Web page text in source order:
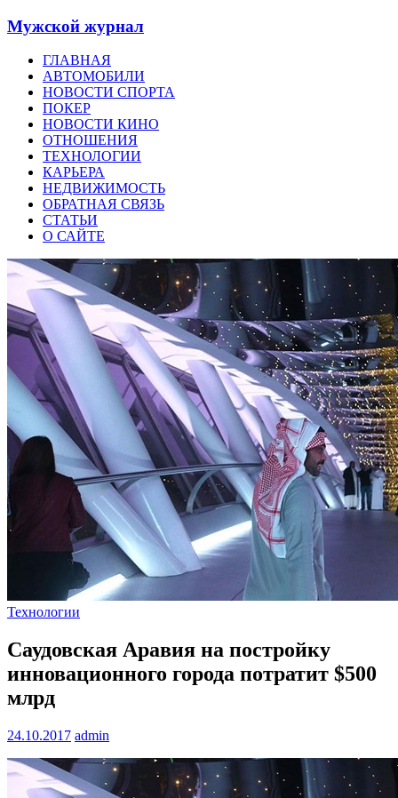
Мужской журнал
ГЛАВНАЯ
АВТОМОБИЛИ
НОВОСТИ СПОРТА
ПОКЕР
НОВОСТИ КИНО
ОТНОШЕНИЯ
ТЕХНОЛОГИИ
КАРЬЕРА
НЕДВИЖИМОСТЬ
ОБРАТНАЯ СВЯЗЬ
СТАТЬИ
О САЙТЕ
Технологии
Саудовская Аравия на постройку
инновационного города потратит $500
млрд
24.10.2017 admin